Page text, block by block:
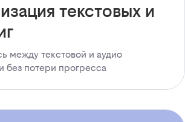
текстовых и
между текстовой и аудио
без потери прогресса